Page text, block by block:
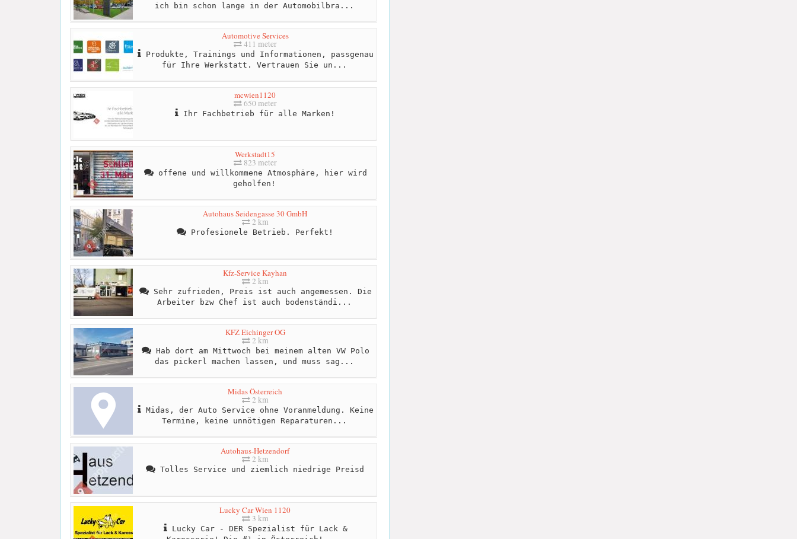
ich bin schon lange in der Automobilbra...
Automotive Services
411 meter
Produkte, Trainings und Informationen, passgenau
für Ihre Werkstatt. Vertrauen Sie un...
mcwien1120
650 meter
Ihr Fachbetrieb für alle Marken!
Werkstadt15
823 meter
offene und willkommene Atmosphäre, hier wird
geholfen!
Autohaus Seidengasse 30 GmbH
2 km
Profesionele Betrieb. Perfekt!
Kfz-Service Kayhan
2 km
Sehr zufrieden, Preis ist auch angemessen. Die
Arbeiter bzw Chef ist auch bodenständi...
KFZ Eichinger OG
2 km
Hab dort am Mittwoch bei meinem alten VW Polo
das pickerl machen lassen, und muss sag...
Midas Österreich
2 km
Midas, der Auto Service ohne Voranmeldung. Keine
Termine, keine unnötigen Reparaturen...
Autohaus-Hetzendorf
2 km
Tolles Service und ziemlich niedrige Preisd
Lucky Car Wien 1120
3 km
Lucky Car - DER Spezialist für Lack &